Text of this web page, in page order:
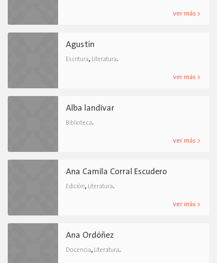
ver más >
Agustín
Escritura, Literatura.
ver más >
Alba landivar
Biblioteca.
ver más >
Ana Camila Corral Escudero
Edición, Literatura.
ver más >
Ana Ordóñez
Docencia, Literatura.